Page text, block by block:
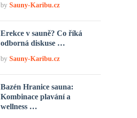
bySauny-Karibu.cz
Erekce v sauně? Co říká
odborná diskuse …
bySauny-Karibu.cz
Bazén Hranice sauna:
Kombinace plavání a
wellness …